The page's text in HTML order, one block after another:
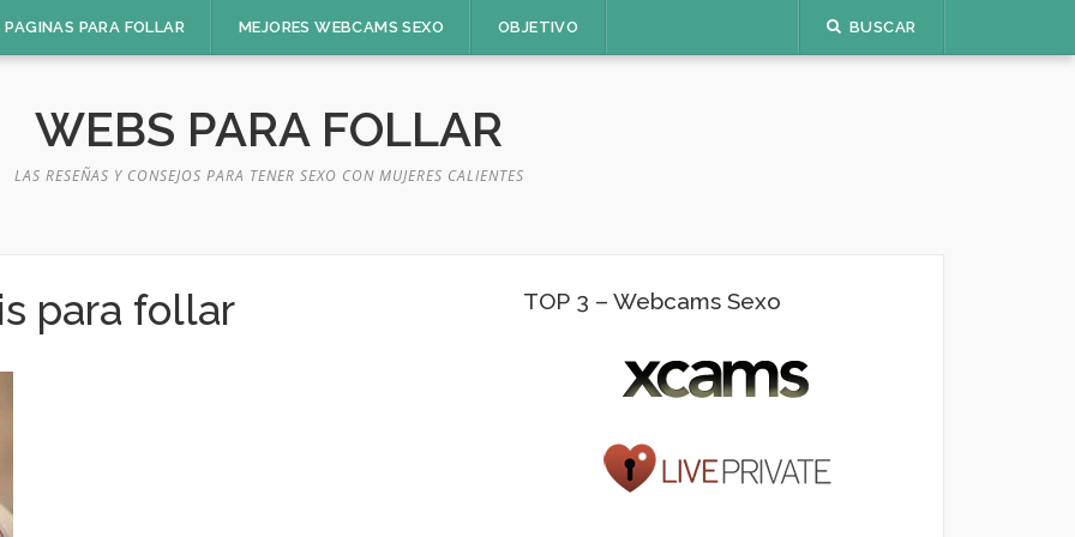
PAGINAS PARA FOLLAR MEJORES WEBCAMS SEXO OBJETIVO BUSCAR
WEBS PARA FOLLAR
LAS RESEÑAS Y CONSEJOS PARA TENER SEXO CON MUJERES CALIENTES
para follar TOP 3 – Webcams Sexo